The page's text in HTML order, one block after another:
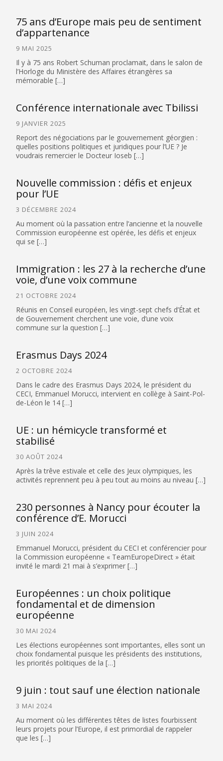
75 ans d’Europe mais peu de sentiment
d’appartenance
9 MAI 2025
Il y à 75 ans Robert Schuman proclamait, dans le salon de
l’Horloge du Ministère des Affaires étrangères sa
mémorable […]
Conférence internationale avec Tbilissi
9 JANVIER 2025
Report des négociations par le gouvernement géorgien :
quelles positions politiques et juridiques pour l’UE ? Je
voudrais remercier le Docteur Ioseb […]
Nouvelle commission : défis et enjeux
pour l’UE
3 DÉCEMBRE 2024
Au moment où la passation entre l’ancienne et la nouvelle
Commission européenne est opérée, les défis et enjeux
qui se […]
Immigration : les 27 à la recherche d’une
voie, d’une voix commune
21 OCTOBRE 2024
Réunis en Conseil européen, les vingt-sept chefs d’État et
de Gouvernement cherchent une voie, d’une voix
commune sur la question […]
Erasmus Days 2024
2 OCTOBRE 2024
Dans le cadre des Erasmus Days 2024, le président du
CECI, Emmanuel Morucci, intervient en collège à Saint-Pol-
de-Léon le 14 […]
UE : un hémicycle transformé et
stabilisé
30 AOÛT 2024
Après la trêve estivale et celle des Jeux olympiques, les
activités reprennent peu à peu tout au moins au niveau […]
230 personnes à Nancy pour écouter la
conférence d’E. Morucci
3 JUIN 2024
Emmanuel Morucci, président du CECI et conférencier pour
la Commission européenne « TeamEuropeDirect » était
invité le mardi 21 mai à s’exprimer […]
Européennes : un choix politique
fondamental et de dimension
européenne
30 MAI 2024
Les élections européennes sont importantes, elles sont un
choix fondamental puisque les présidents des institutions,
les priorités politiques de la […]
9 juin : tout sauf une élection nationale
3 MAI 2024
Au moment où les différentes têtes de listes fourbissent
leurs projets pour l’Europe, il est primordial de rappeler
que les […]